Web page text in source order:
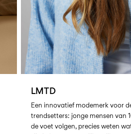
LMTD
Een innovatief modemerk voor
trendsetters: jonge mensen van
de voet volgen, precies weten